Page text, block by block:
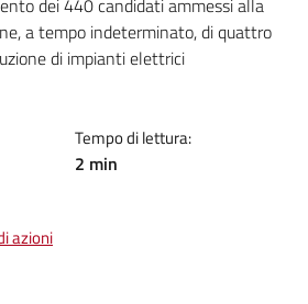
dei 440 candidati ammessi alla
a tempo indeterminato, di quattro
di impianti elettrici
Tempo di lettura:
2 min
azioni